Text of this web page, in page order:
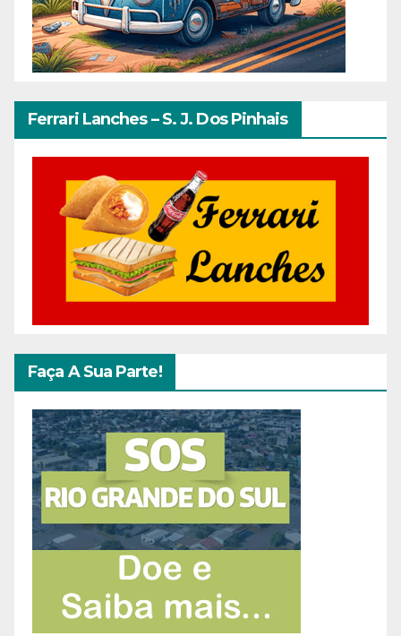
Ferrari Lanches – S. J. Dos Pinhais
Faça A Sua Parte!